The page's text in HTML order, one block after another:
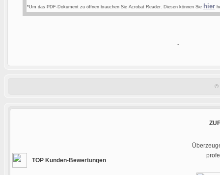
*Um das PDF-Dokument zu öffnen brauchen Sie Acrobat Reader. Diesen können Sie hier
.
©
TOP Kunden-Bewertungen